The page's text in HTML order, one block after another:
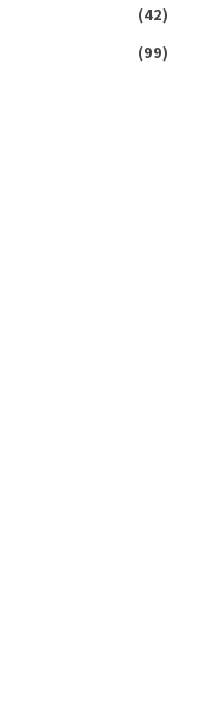
(42)
(99)